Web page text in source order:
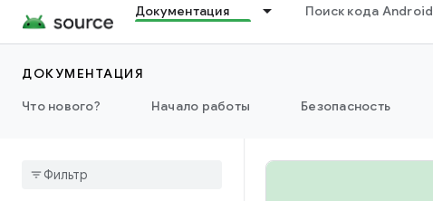
Документация Поиск кода Android
ДОКУМЕНТАЦИЯ
Что нового?
Начало работы Безопасность